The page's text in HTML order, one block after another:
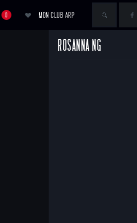
MON CLUB ARP
0
ROSANNA NG